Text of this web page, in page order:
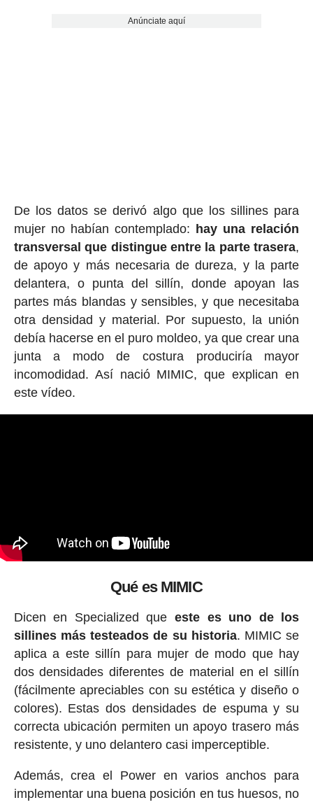
Anúnciate aquí
De los datos se derivó algo que los sillines para
mujer no habían contemplado: hay una relación
transversal que distingue entre la parte trasera,
de apoyo y más necesaria de dureza, y la parte
delantera, o punta del sillín, donde apoyan las
partes más blandas y sensibles, y que necesitaba
otra densidad y material. Por supuesto, la unión
debía hacerse en el puro moldeo, ya que crear una
junta a modo de costura produciría mayor
incomodidad. Así nació MIMIC, que explican en
este vídeo.
Qué es MIMIC
Dicen en Specialized que este es uno de los
sillines más testeados de su historia. MIMIC se
aplica a este sillín para mujer de modo que hay
dos densidades diferentes de material en el sillín
(fácilmente apreciables con su estética y diseño o
colores). Estas dos densidades de espuma y su
correcta ubicación permiten un apoyo trasero más
resistente, y uno delantero casi imperceptible.
Además, crea el Power en varios anchos para
implementar una buena posición en tus huesos, no